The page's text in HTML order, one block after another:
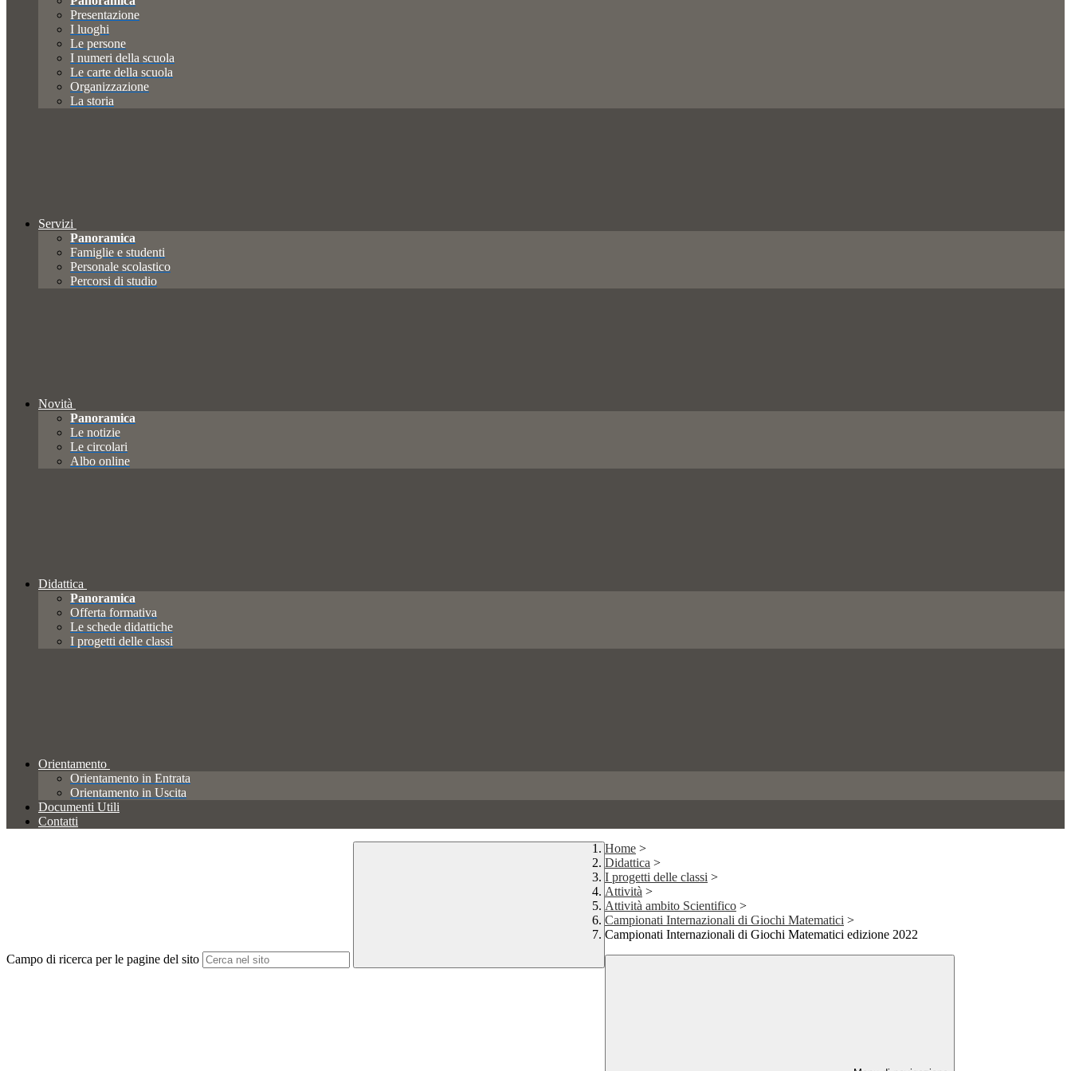
Presentazione
I luoghi
Le persone
I numeri della scuola
Le carte della scuola
Organizzazione
La storia
Servizi
Panoramica
Famiglie e studenti
Personale scolastico
Percorsi di studio
Novità
Panoramica
Le notizie
Le circolari
Albo online
Didattica
Panoramica
Offerta formativa
Le schede didattiche
I progetti delle classi
Orientamento
Orientamento in Entrata
Orientamento in Uscita
Documenti Utili
Contatti
Campo di ricerca per le pagine del sito
Home >
Didattica >
I progetti delle classi >
Attività >
Attività ambito Scientifico >
Campionati Internazionali di Giochi Matematici >
Campionati Internazionali di Giochi Matematici edizione 2022